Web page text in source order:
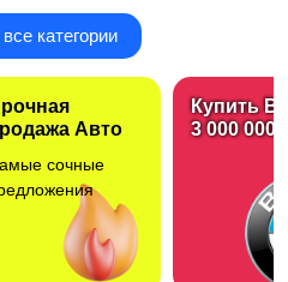
Услуги эвакуатора
Строительство
категории
Авто
сочные
Купить
3 000 000